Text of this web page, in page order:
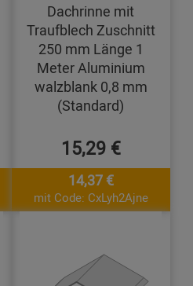
Dachrinne mit
Traufblech Zuschnitt
250 mm Länge 1
Meter Aluminium
walzblank 0,8 mm
(Standard)
15,29 €
14,37 €
mit Code: CxLyh2Ajne